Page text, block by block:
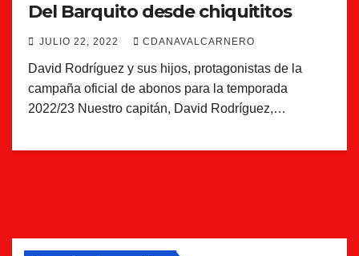
Del Barquito desde chiquititos
JULIO 22, 2022 CDANAVALCARNERO
David Rodríguez y sus hijos, protagonistas de la
campaña oficial de abonos para la temporada
2022/23 Nuestro capitán, David Rodríguez,…